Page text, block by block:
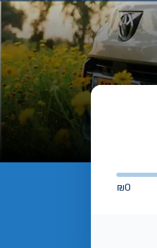
₪0